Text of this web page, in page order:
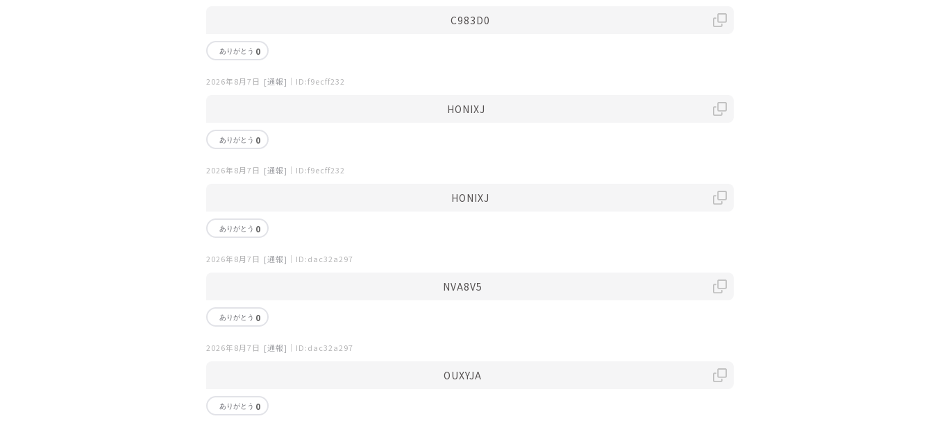
C983D0
0
2026年8月7日 [通報] ｜ID:f9ecff232
HONIXJ⠀
0
2026年8月7日 [通報] ｜ID:f9ecff232
HONIXJ
0
2026年8月7日 [通報] ｜ID:dac32a297
NVA8V5⠀⠀
0
2026年8月7日 [通報] ｜ID:dac32a297
OUXYJA⠀⠀
0